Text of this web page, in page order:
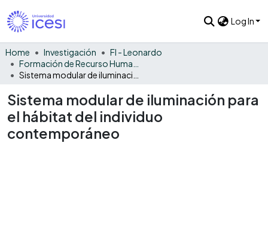
Log In
Home Investigación
FI - Leonardo
Sistema modular de iluminación para
el hábitat del individuo
contemporáneo